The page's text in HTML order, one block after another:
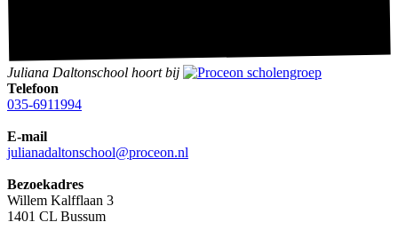
Juliana Daltonschool hoort bij
Telefoon
035-6911994
E-mail
julianadaltonschool@proceon.nl
Bezoekadres
Willem Kalfflaan 3
1401 CL Bussum